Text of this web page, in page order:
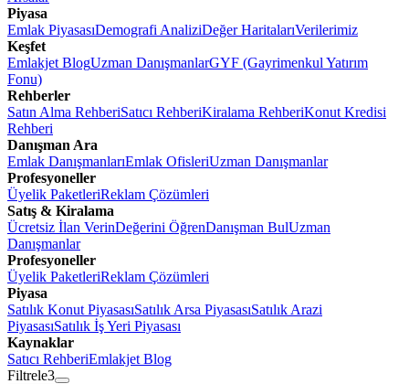
Piyasa
Emlak PiyasasıDemografi AnaliziDeğer HaritalarıVerilerimiz
Keşfet
Emlakjet BlogUzman DanışmanlarGYF (Gayrimenkul Yatırım
Fonu)
Rehberler
Satın Alma RehberiSatıcı RehberiKiralama RehberiKonut Kredisi
Rehberi
Danışman Ara
Emlak DanışmanlarıEmlak OfisleriUzman Danışmanlar
Profesyoneller
Üyelik PaketleriReklam Çözümleri
Satış & Kiralama
Ücretsiz İlan VerinDeğerini ÖğrenDanışman BulUzman
Danışmanlar
Profesyoneller
Üyelik PaketleriReklam Çözümleri
Piyasa
Satılık Konut PiyasasıSatılık Arsa PiyasasıSatılık Arazi
PiyasasıSatılık İş Yeri Piyasası
Kaynaklar
Satıcı RehberiEmlakjet Blog
Filtrele3